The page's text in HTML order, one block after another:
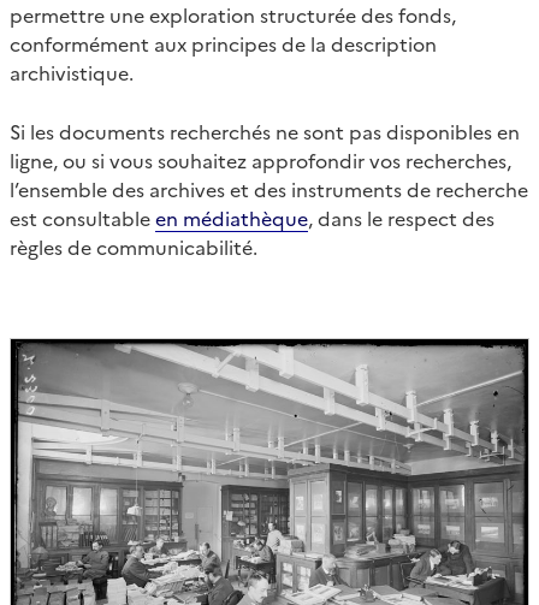
permettre une exploration structurée des fonds,
conformément aux principes de la description
archivistique.
Si les documents recherchés ne sont pas disponibles en
ligne, ou si vous souhaitez approfondir vos recherches,
l’ensemble des archives et des instruments de recherche
est consultableen médiathèque, dans le respect des
règles de communicabilité.